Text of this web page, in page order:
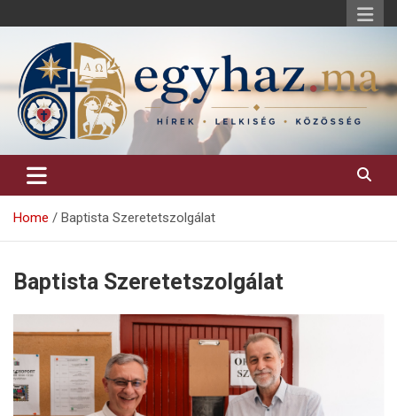
to
egyhaz.ma
Keresztény hírek, elemzések, építő jellegű kritikai írások.
Home Baptista Szeretetszolgálat
Baptista Szeretetszolgálat